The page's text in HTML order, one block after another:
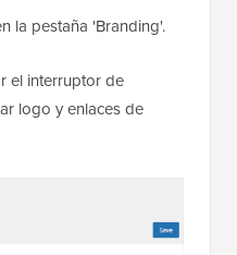
la pestaña 'Branding'.
el interruptor de
logo y enlaces de